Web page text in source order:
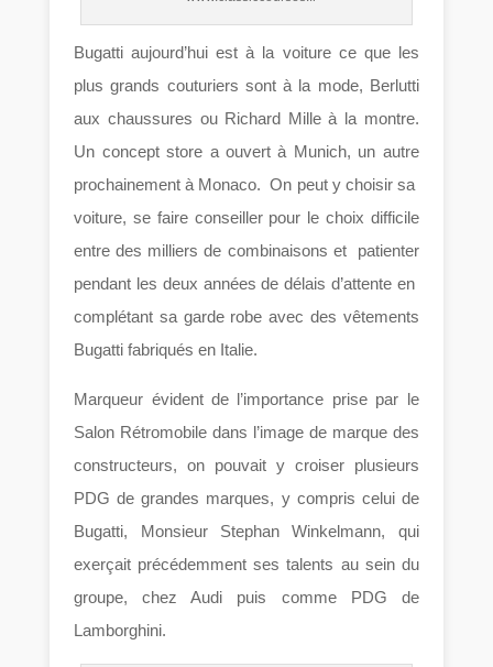
Bugatti aujourd’hui est à la voiture ce que les
plus grands couturiers sont à la mode, Berlutti
aux chaussures ou Richard Mille à la montre.
Un concept store a ouvert à Munich, un autre
prochainement à Monaco. On peut y choisir sa
voiture, se faire conseiller pour le choix difficile
entre des milliers de combinaisons et patienter
pendant les deux années de délais d’attente en
complétant sa garde robe avec des vêtements
Bugatti fabriqués en Italie.
Marqueur évident de l’importance prise par le
Salon Rétromobile dans l’image de marque des
constructeurs, on pouvait y croiser plusieurs
PDG de grandes marques, y compris celui de
Bugatti, Monsieur Stephan Winkelmann, qui
exerçait précédemment ses talents au sein du
groupe, chez Audi puis comme PDG de
Lamborghini.